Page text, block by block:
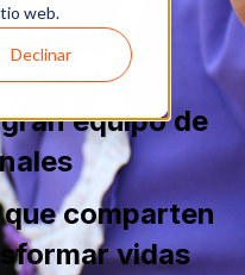
web.
Declinar
equipo de
comparten
vidas